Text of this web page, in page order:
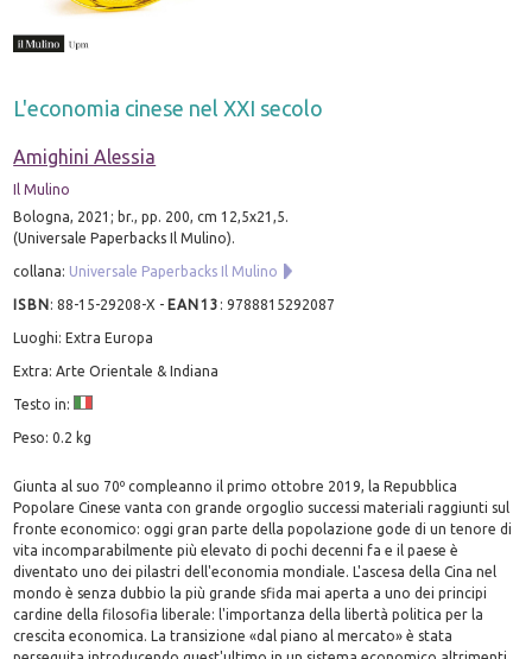
L'economia cinese nel XXI secolo
Amighini Alessia
Il Mulino
Bologna, 2021; br., pp. 200, cm 12,5x21,5.
(Universale Paperbacks Il Mulino).
collana: Universale Paperbacks Il Mulino
ISBN:88-15-29208-X - EAN13 :9788815292087
Luoghi: Extra Europa
Extra: Arte Orientale & Indiana
Testo in:
Peso: 0.2 kg
Giunta al suo 70º compleanno il primo ottobre 2019, la Repubblica
Popolare Cinese vanta con grande orgoglio successi materiali raggiunti sul
fronte economico: oggi gran parte della popolazione gode di un tenore di
vita incomparabilmente più elevato di pochi decenni fa e il paese è
diventato uno dei pilastri dell'economia mondiale. L'ascesa della Cina nel
mondo è senza dubbio la più grande sfida mai aperta a uno dei principi
cardine della filosofia liberale: l'importanza della libertà politica per la
crescita economica. La transizione «dal piano al mercato» è stata